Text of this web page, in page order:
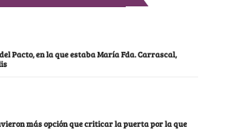
Pacto, en la que estaba María Fda. Carrascal,
más opción que criticar la puerta por la que